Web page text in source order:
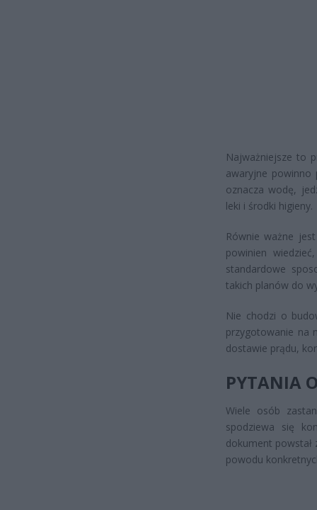
Najważniejsze to
awaryjne
oznacza wodę,
leki i środki higieny.
Równie ważne
powinien
standardowe
takich planów do
Nie chodzi o
przygotowanie na
dostawie prądu,
PYTANIA
Wiele osób
spodziewa się
dokument
powodu